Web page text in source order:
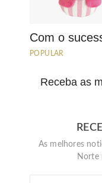
Com o
POPULAR
Receba as
As melhores
Norte